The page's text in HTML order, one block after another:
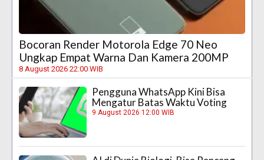
Bocoran Render Motorola Edge 70 Neo
Ungkap Empat Warna Dan Kamera 200MP
8 August 2026 22:00 WIB
Pengguna WhatsApp Kini Bisa
Mengatur Batas Waktu Voting
9 August 2026 12:00 WIB